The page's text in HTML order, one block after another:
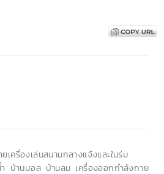
ยเครื่องเล่นสนามกลางแจ้งและในร่ม
ำ บ้านบอล บ้านลม เครื่องออกกำลังกาย